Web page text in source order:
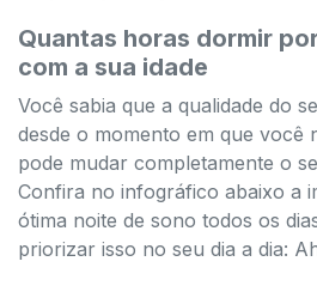
Quantas horas dormir
com a sua idade
Você sabia que a qualidade do
desde o momento em que você
pode mudar completamente o
Confira no infográfico abaixo a
ótima noite de sono todos os
priorizar isso no seu dia a dia: